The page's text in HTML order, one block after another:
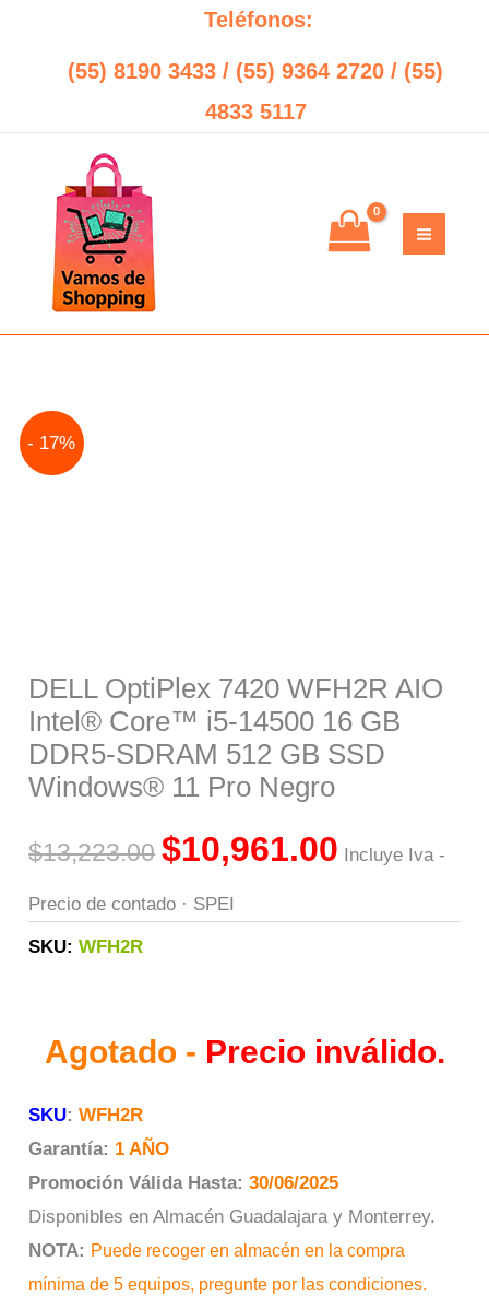
contenido
Teléfonos:
(55) 8190 3433 / (55) 9364 2720 / (55)
4833 5117
- 17%
DELL OptiPlex 7420 WFH2R AIO
Intel® Core™ i5-14500 16 GB
DDR5-SDRAM 512 GB SSD
Windows® 11 Pro Negro
$13,223.00 $10,961.00 Incluye Iva -
Precio de contado · SPEI
SKU:WFH2R
Agotado - Precio inválido.
SKU:WFH2R
Garantía: 1 AÑO
Promoción Válida Hasta:30/06/2025
Disponibles en Almacén Guadalajara y Monterrey.
NOTA: Puede recoger en almacén en la compra
mínima de 5 equipos, pregunte por las condiciones.